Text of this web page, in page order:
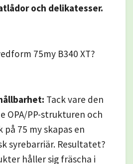
och delikatesser.
75my B340 XT?
Tack vare den
OPA/PP-strukturen och
75 my skapas en
syrebarriär. Resultatet?
håller sig fräscha i